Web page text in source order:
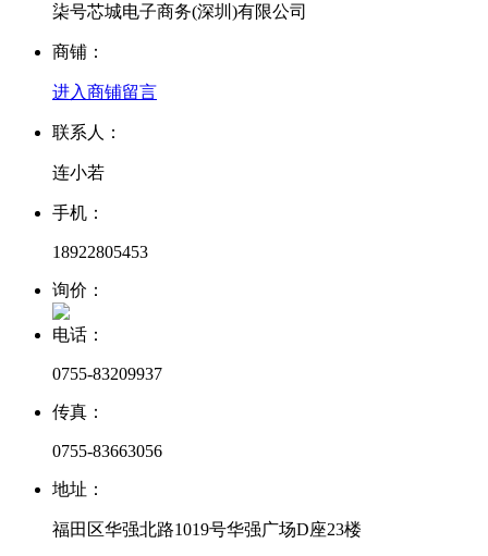
柒号芯城电子商务(深圳)有限公司
商铺：
进入商铺留言
联系人：
连小若
手机：
18922805453
询价：
电话：
0755-83209937
传真：
0755-83663056
地址：
福田区华强北路1019号华强广场D座23楼